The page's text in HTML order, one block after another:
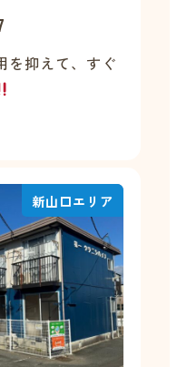
抑えて、すぐ
新山口エリア